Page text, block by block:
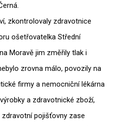
zkontrolovaly zdravotnice
ošetřovatelka Střední
Moravě jim změřily tlak i
zrovna málo, povozily na
firmy a nemocniční lékárna
a zdravotnické zboží,
pojišťovny zase